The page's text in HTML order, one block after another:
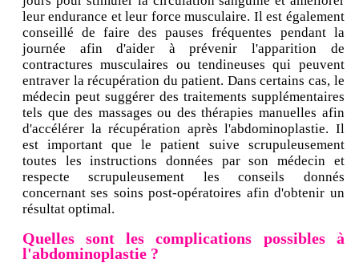
leur endurance et leur force musculaire. Il est également
conseillé de faire des pauses fréquentes pendant la
journée afin d'aider à prévenir l'apparition de
contractures musculaires ou tendineuses qui peuvent
entraver la récupération du patient. Dans certains cas, le
médecin peut suggérer des traitements supplémentaires
tels que des massages ou des thérapies manuelles afin
d'accélérer la récupération après l'abdominoplastie. Il
est important que le patient suive scrupuleusement
toutes les instructions données par son médecin et
respecte scrupuleusement les conseils donnés
concernant ses soins post-opératoires afin d'obtenir un
résultat optimal.
Quelles sont les complications possibles à
l'abdominoplastie ?